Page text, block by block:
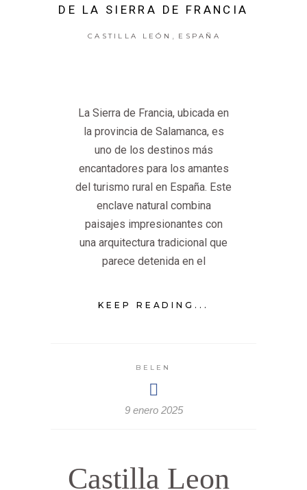
DE LA SIERRA DE FRANCIA
CASTILLA LEÓN , ESPAÑA
La Sierra de Francia, ubicada en
la provincia de Salamanca, es
uno de los destinos más
encantadores para los amantes
del turismo rural en España. Este
enclave natural combina
paisajes impresionantes con
una arquitectura tradicional que
parece detenida en el
KEEP READING...
BELEN
9 enero 2025
Castilla Leon